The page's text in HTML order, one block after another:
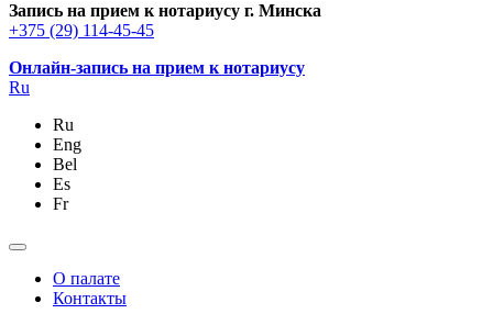
Запись на прием к нотариусу г. Минска
+375 (29) 114-45-45
Онлайн-запись на прием к нотариусу
Ru
Ru
Eng
Bel
Es
Fr
О палате
Контакты